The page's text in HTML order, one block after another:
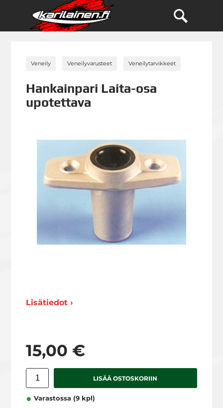
Veneily Veneilyvarusteet Veneilytarvikkeet
Hankainpari Laita-osa
upotettava
Lisätiedot ›
15,00 €
LISÄÄ OSTOSKORIIN
Varastossa (9 kpl)